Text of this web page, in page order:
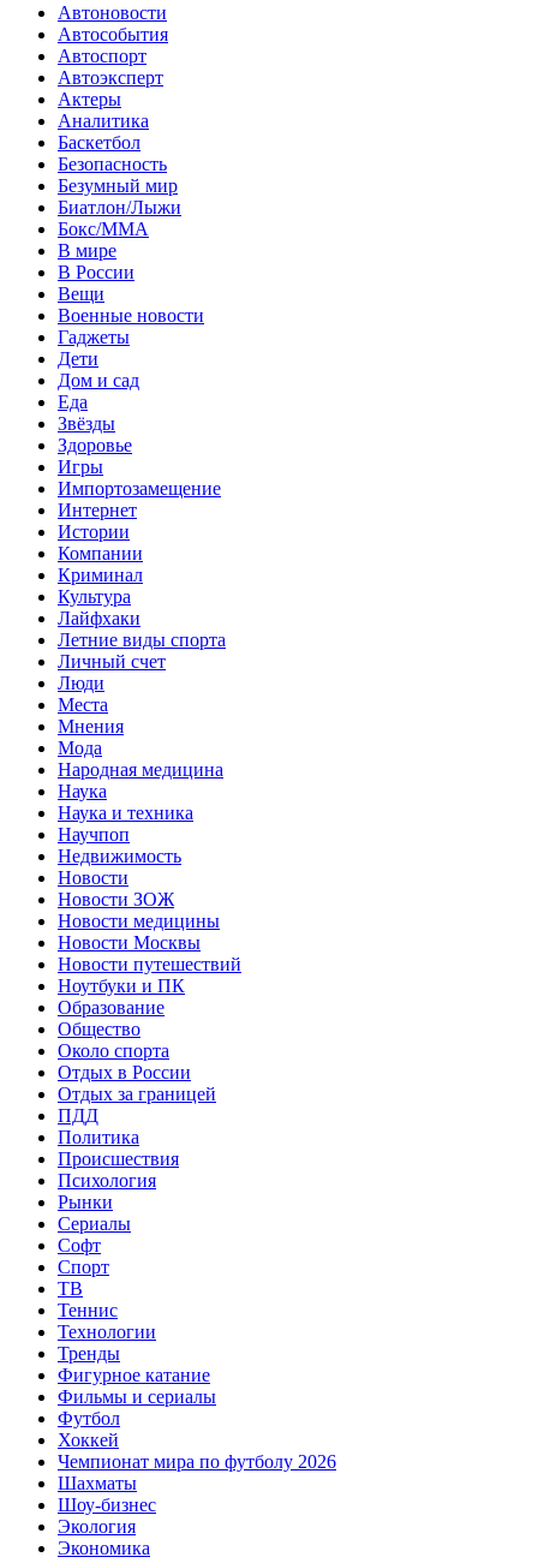
Автоновости
Автособытия
Автоспорт
Автоэксперт
Актеры
Аналитика
Баскетбол
Безопасность
Безумный мир
Биатлон/Лыжи
Бокс/MMA
В мире
В России
Вещи
Военные новости
Гаджеты
Дети
Дом и сад
Еда
Звёзды
Здоровье
Игры
Импортозамещение
Интернет
Истории
Компании
Криминал
Культура
Лайфхаки
Летние виды спорта
Личный счет
Люди
Места
Мнения
Мода
Народная медицина
Наука
Наука и техника
Научпоп
Недвижимость
Новости
Новости ЗОЖ
Новости медицины
Новости Москвы
Новости путешествий
Ноутбуки и ПК
Образование
Общество
Около спорта
Отдых в России
Отдых за границей
ПДД
Политика
Происшествия
Психология
Рынки
Сериалы
Софт
Спорт
ТВ
Теннис
Технологии
Тренды
Фигурное катание
Фильмы и сериалы
Футбол
Хоккей
Чемпионат мира по футболу 2026
Шахматы
Шоу-бизнес
Экология
Экономика